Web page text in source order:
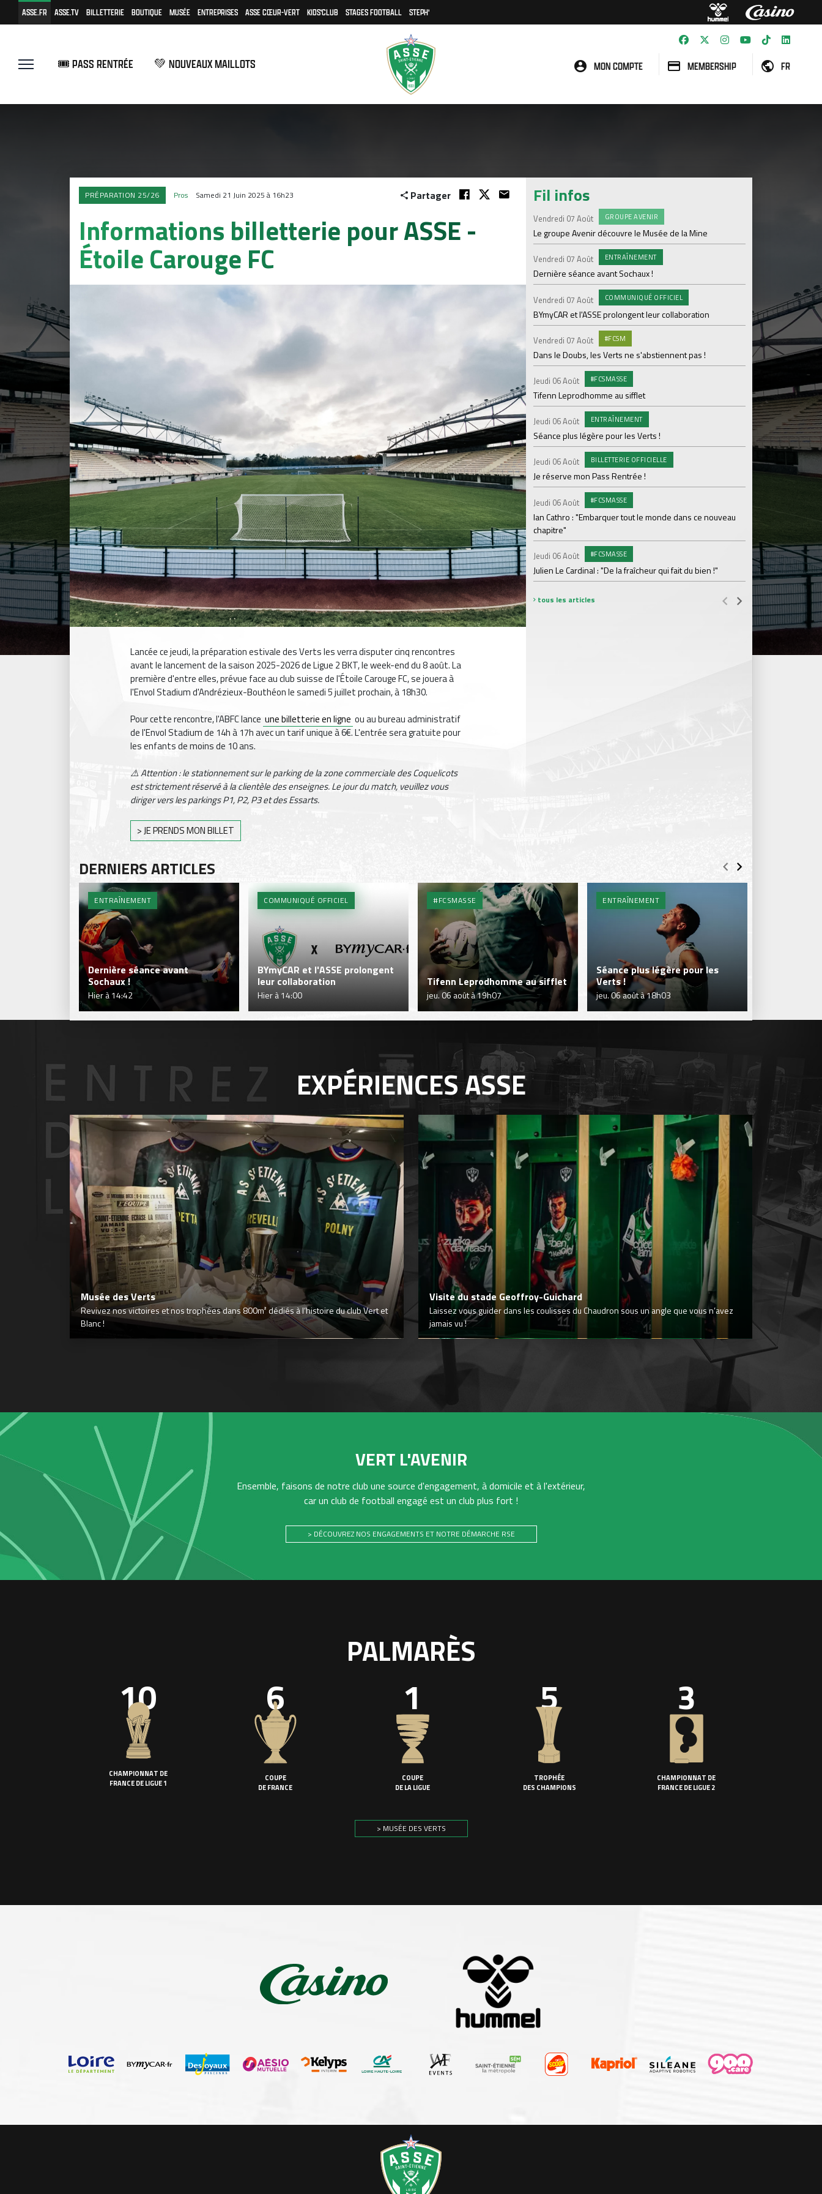
ASSE.FR ASSE.TV BILLETTERIE BOUTIQUE MUSÉE ENTREPRISES ASSE CŒUR-VERT KIDS'CLUB STAGES FOOTBALL STEPH'
🎟️ PASS RENTRÉE 💚 NOUVEAUX MAILLOTS MON COMPTE MEMBERSHIP FR
PRÉPARATION 25/26 Pros Samedi 21 Juin 2025 à 16h23 Partager
Informations billetterie pour ASSE -
Étoile Carouge FC
Lancée ce jeudi, la préparation estivale des Verts les verra disputer cinq rencontres
avant le lancement de la saison 2025-2026 de Ligue 2 BKT, le week-end du 8 août. La
première d'entre elles, prévue face au club suisse de l'Étoile Carouge FC, se jouera à
l'Envol Stadium d'Andrézieux-Bouthéon le samedi 5 juillet prochain, à 18h30.
Pour cette rencontre, l'ABFC lance une billetterie en ligne ou au bureau administratif
de l'Envol Stadium de 14h à 17h avec un tarif unique à 6€. L'entrée sera gratuite pour
les enfants de moins de 10 ans.
⚠️ Attention : le stationnement sur le parking de la zone commerciale des Coquelicots
est strictement réservé à la clientèle des enseignes. Le jour du match, veuillez vous
diriger vers les parkings P1, P2, P3 et des Essarts.
> JE PRENDS MON BILLET
Fil infos
Vendredi 07 Août GROUPE AVENIR
Le groupe Avenir découvre le Musée de la Mine
Vendredi 07 Août ENTRAÎNEMENT
Dernière séance avant Sochaux !
Vendredi 07 Août COMMUNIQUÉ OFFICIEL
BYmyCAR et l'ASSE prolongent leur collaboration
Vendredi 07 Août #FCSM
Dans le Doubs, les Verts ne s'abstiennent pas !
Jeudi 06 Août #FCSMASSE
Tifenn Leprodhomme au sifflet
Jeudi 06 Août ENTRAÎNEMENT
Séance plus légère pour les Verts !
Jeudi 06 Août BILLETTERIE OFFICIELLE
Je réserve mon Pass Rentrée !
Jeudi 06 Août #FCSMASSE
Ian Cathro : "Embarquer tout le monde dans ce nouveau
chapitre"
Jeudi 06 Août #FCSMASSE
Julien Le Cardinal : "De la fraîcheur qui fait du bien !"
pour Lamine Sonko
Mardi 04 Août
Dans les coulisses
Mardi 04 Août
Les backstages du
Lundi 03 Août
Les Verts sur le
Ploufragan
Lundi 03 Août
Le programme de
Le dernier match
Dimanche 02 Août
Le point sur
tous les articles
DERNIERS ARTICLES
ENTRAÎNEMENT
Dernière séance avant
Sochaux !
Hier à 14:42
COMMUNIQUÉ OFFICIEL
BYmyCAR et l'ASSE prolongent
leur collaboration
Hier à 14:00
#FCSMASSE
Tifenn Leprodhomme au sifflet
jeu. 06 août à 19h07
ENTRAÎNEMENT
Séance plus légère pour les
Verts !
jeu. 06 août à 18h03
EXPÉRIENCESASSE
Musée des Verts
Revivez nos victoires et nos trophées dans 800m² dédiés à l’histoire du club Vert et
Blanc !
Visite du stade Geoffroy-Guichard
Laissez vous guider dans les coulisses du Chaudron sous un angle que vous n’avez
jamais vu !
VERT L'AVENIR
Ensemble, faisons de notre club une source d'engagement, à domicile et à l'extérieur,
car un club de football engagé est un club plus fort !
> DÉCOUVREZ NOS ENGAGEMENTS ET NOTRE DÉMARCHE RSE
PALMARÈS
10
CHAMPIONNAT DE
FRANCE DE LIGUE 1
6
COUPE
DE FRANCE
1
COUPE
DE LA LIGUE
5
TROPHÉE
DES CHAMPIONS
3
CHAMPIONNAT DE
FRANCE DE LIGUE 2
> MUSÉE DES VERTS